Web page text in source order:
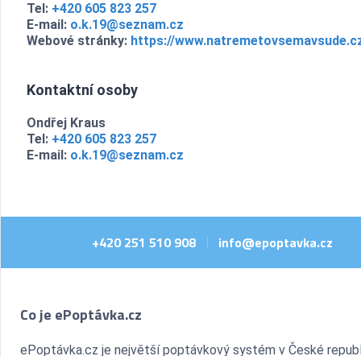
Tel: +420 605 823 257
E-mail: o.k.19@seznam.cz
Webové stránky: https://
Kontaktní osoby
Ondřej Kraus
Tel: +420 605 823 257
E-mail: o.k.19@seznam.cz
+420 251 510 908 | info@epoptavka.cz
Co je ePoptávka.cz
ePoptávka.cz je největší poptávkový systém v České